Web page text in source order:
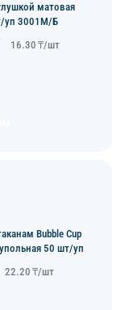
матовая
уп 3001М/Б
16.30 ₸/шт
Bubble Cup
50 шт/уп
22.20 ₸/шт